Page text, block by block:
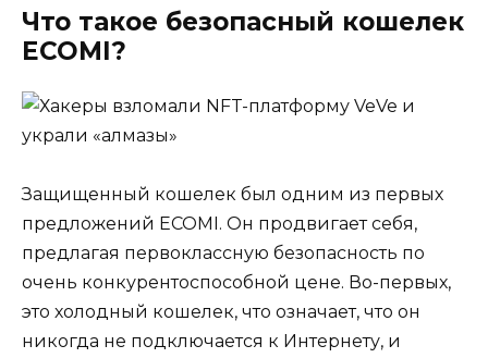
Что такое безопасный кошелек
ECOMI?
Защищенный кошелек был одним из первых
предложений ECOMI. Он продвигает себя,
предлагая первоклассную безопасность по
очень конкурентоспособной цене. Во-первых,
это холодный кошелек, что означает, что он
никогда не подключается к Интернету, и